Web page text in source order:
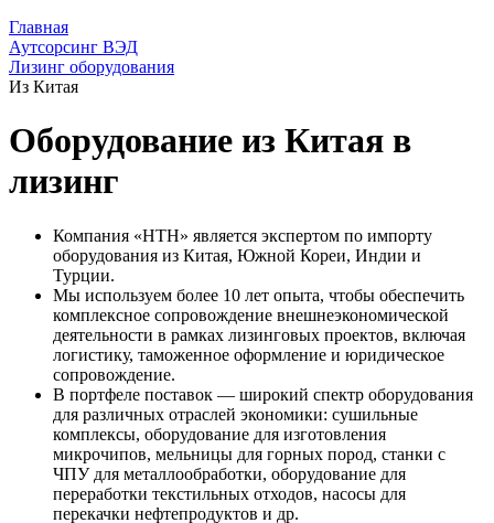
Главная
Аутсорсинг ВЭД
Лизинг оборудования
Из Китая
Оборудование из Китая в
лизинг
Компания «НТН» является экспертом по импорту
оборудования из Китая, Южной Кореи, Индии и
Турции.
Мы используем более 10 лет опыта, чтобы обеспечить
комплексное сопровождение внешнеэкономической
деятельности в рамках лизинговых проектов, включая
логистику, таможенное оформление и юридическое
сопровождение.
В портфеле поставок — широкий спектр оборудования
для различных отраслей экономики: сушильные
комплексы, оборудование для изготовления
микрочипов, мельницы для горных пород, станки с
ЧПУ для металлообработки, оборудование для
переработки текстильных отходов, насосы для
перекачки нефтепродуктов и др.